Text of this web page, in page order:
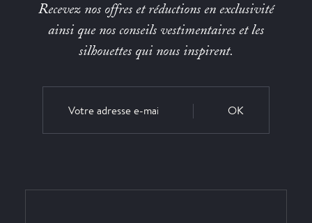
Recevez nos offres et réductions en exclusivité
ainsi que nos conseils vestimentaires et les
silhouettes qui nous inspirent.
OK